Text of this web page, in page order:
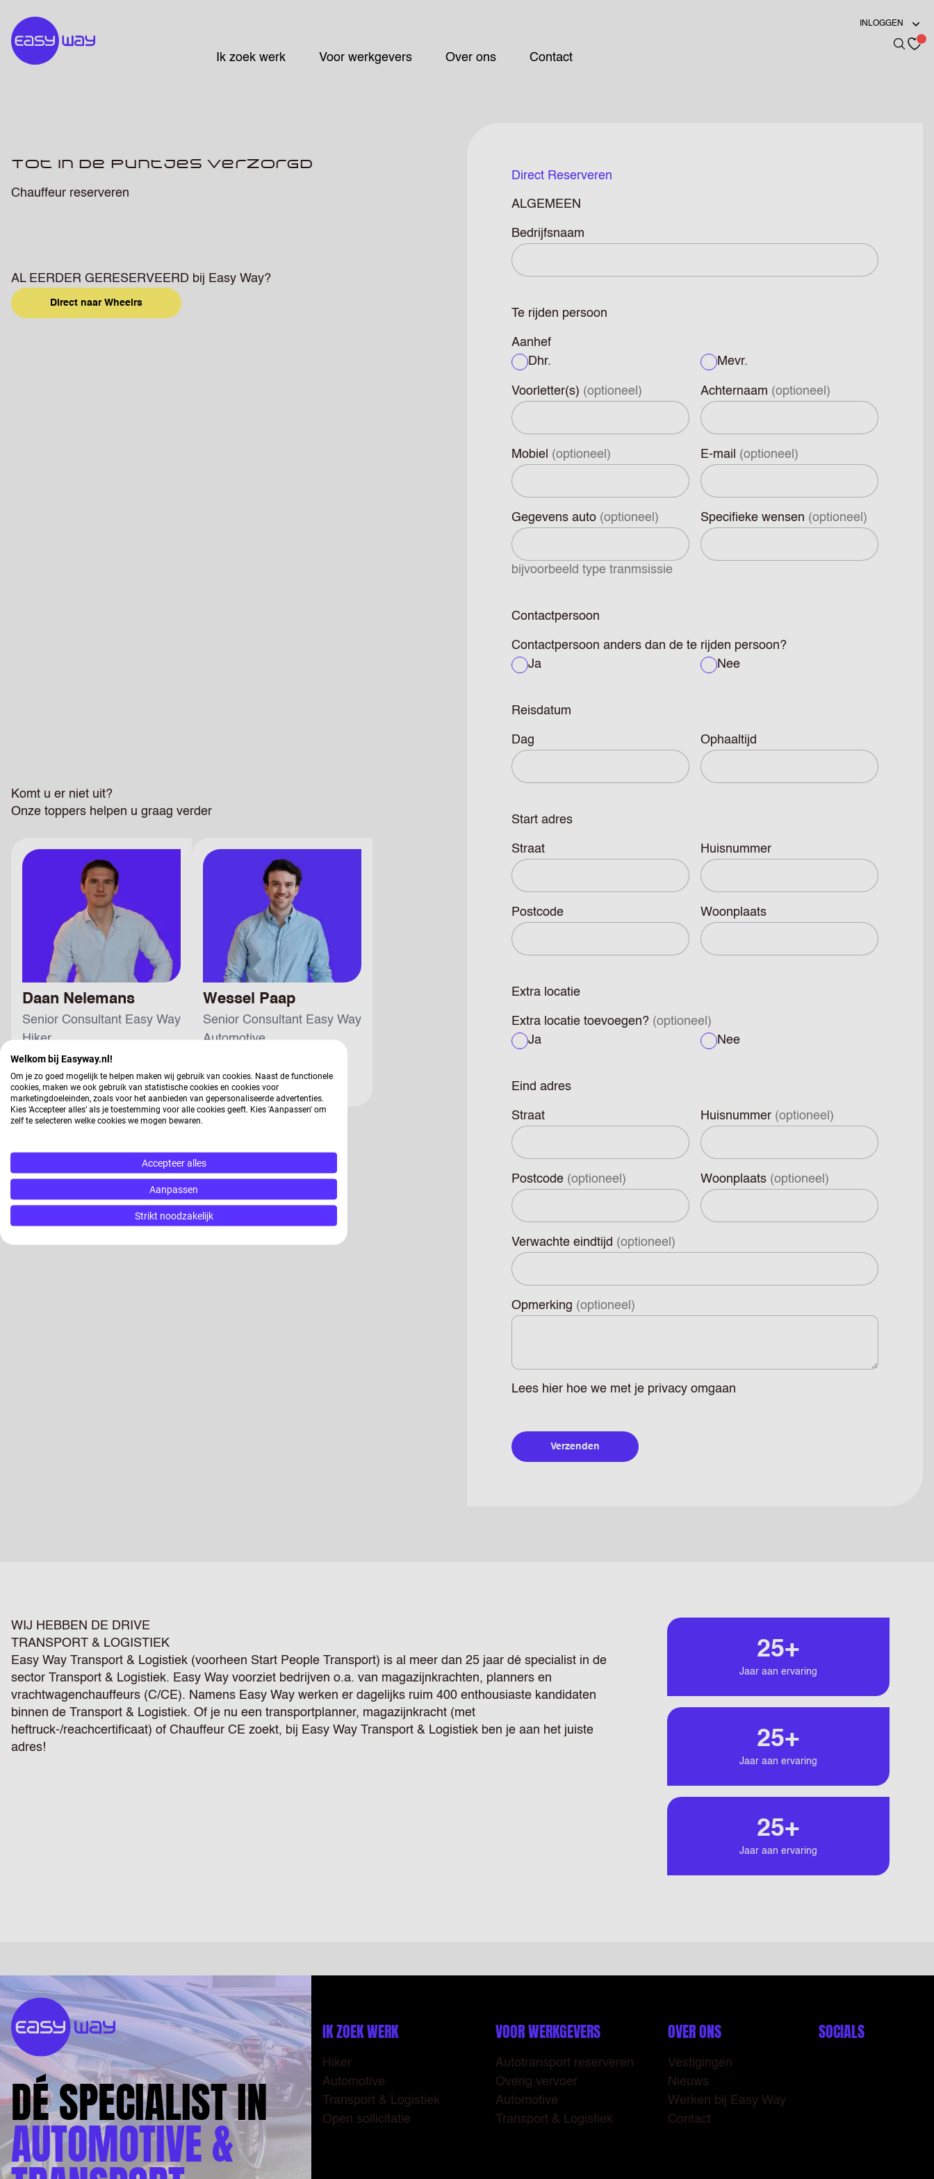
INLOGGEN
Ik zoek werk Voor werkgevers Over ons Contact
Tot in de puntjes verzorgd
Chauffeur reserveren
AL EERDER GERESERVEERD bij Easy Way?
Direct naar Wheelrs
Komt u er niet uit?
Onze toppers helpen u graag verder
Daan Nelemans
Senior Consultant Easy Way
Hiker
076 530 7400
email
Wessel Paap
Senior Consultant Easy Way
Automotive
email
Direct Reserveren
ALGEMEEN
Bedrijfsnaam
Te rijden persoon
Aanhef
Dhr.
Mevr.
Voorletter(s) (optioneel)
Mobiel (optioneel)
Gegevens auto (optioneel)
bijvoorbeeld type tranmsissie
Achternaam (optioneel)
E-mail (optioneel)
Specifieke wensen (optioneel)
Contactpersoon
Contactpersoon anders dan de te rijden persoon?
Ja
Nee
Reisdatum
Dag Ophaaltijd
Start adres
Straat
Postcode
Huisnummer
Woonplaats
Extra locatie
Extra locatie toevoegen? (optioneel)
Ja
Nee
Eind adres
Straat
Postcode (optioneel)
Huisnummer (optioneel)
Woonplaats (optioneel)
Verwachte eindtijd (optioneel)
Opmerking (optioneel)
Lees hier hoe we met je privacy omgaan
Verzenden
WIJ HEBBEN DE DRIVE
TRANSPORT & LOGISTIEK
Easy Way Transport & Logistiek (voorheen Start People Transport) is al meer dan 25 jaar dé specialist in de
sector Transport & Logistiek. Easy Way voorziet bedrijven o.a. van magazijnkrachten, planners en
vrachtwagenchauffeurs (C/CE). Namens Easy Way werken er dagelijks ruim 400 enthousiaste kandidaten
binnen de Transport & Logistiek. Of je nu een transportplanner, magazijnkracht (met
heftruck-/reachcertificaat) of Chauffeur CE zoekt, bij Easy Way Transport & Logistiek ben je aan het juiste
adres!
25+
Jaar aan ervaring
25+
Jaar aan ervaring
25+
Jaar aan ervaring
DÉ SPECIALIST IN
AUTOMOTIVE &
IK ZOEK WERK
Hiker
Automotive
Transport & Logistiek
Open sollicitatie
VOOR WERKGEVERS
Autotransport reserveren
Overig vervoer
Automotive
Transport & Logistiek
OVER ONS
Vestigingen
Nieuws
Werken bij Easy Way
Contact
SOCIALS
Welkom bij Easyway.nl!
Om je zo goed mogelijk te helpen maken wij gebruik van cookies. Naast de functionele
cookies, maken we ook gebruik van statistische cookies en cookies voor
marketingdoeleinden, zoals voor het aanbieden van gepersonaliseerde advertenties.
Kies ‘Accepteer alles’ als je toestemming voor alle cookies geeft. Kies 'Aanpassen' om
zelf te selecteren welke cookies we mogen bewaren.
Accepteer alles
Aanpassen
Strikt noodzakelijk